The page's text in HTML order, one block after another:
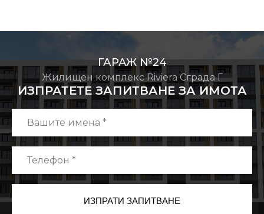
ГАРАЖ №24
Жилищен комплекс Riviera Сграда Г
ИЗПРАТЕТЕ ЗАПИТВАНЕ ЗА ИМОТА